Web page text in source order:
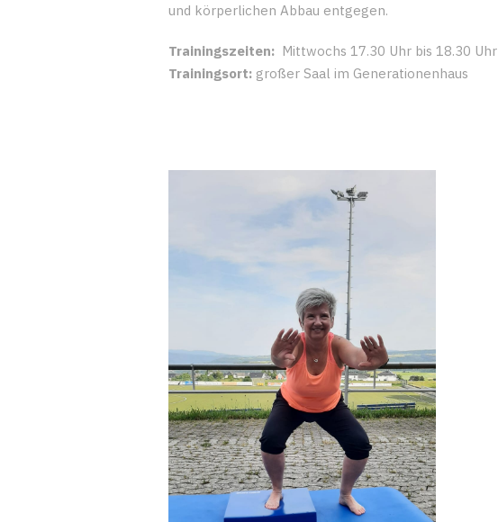
und körperlichen Abbau entgegen.
Trainingszeiten: Mittwochs 17.30 Uhr bis 18.30 Uhr
Trainingsort: großer Saal im Generationenhaus